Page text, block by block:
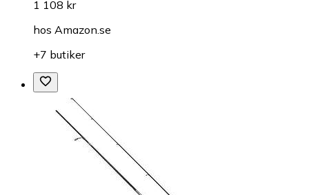
1 108 kr
hos Amazon.se
+7 butiker